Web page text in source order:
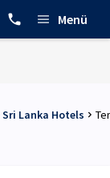
Menü
Sri Lanka Hotels